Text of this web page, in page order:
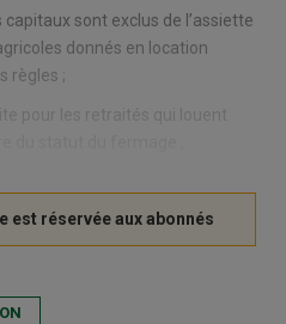
capitaux sont exclus de l’assiette
donnés en location
règles ;
pour les retraités qui louent